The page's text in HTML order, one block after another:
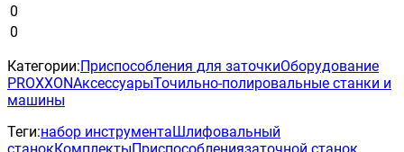
0
0
Категории:Приспособления для заточкиОборудование
PROXXONАксессуарыТочильно-полировальные станки и
машины
Теги:набор инструментаШлифовальный
станокКомплектыПриспособлениязаточной станок